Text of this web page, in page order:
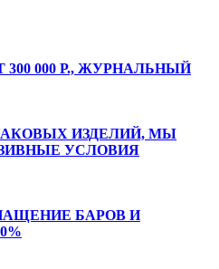
000 Р., ЖУРНАЛЬНЫЙ
ИЗДЕЛИЙ, МЫ
УСЛОВИЯ
БАРОВ И